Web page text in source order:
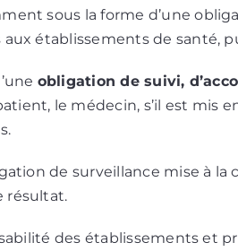
sous la forme d’une
établissements de santé,
obligation de suivi,
le médecin, s’il est mis
de surveillance mise à
résultat.
des établissements et